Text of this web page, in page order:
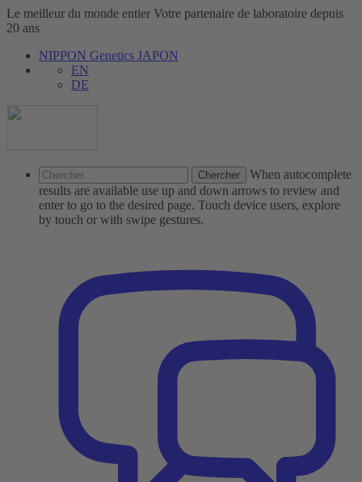
Le meilleur du monde entier Votre partenaire de laboratoire depuis
20 ans
NIPPON Genetics JAPON
EN
DE
Chercher...
When autocomplete
results are available use up and down arrows to review and
enter to go to the desired page. Touch device users, explore
by touch or with swipe gestures.